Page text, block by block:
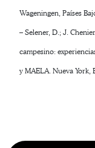
Wageningen, Países
– Selener, D.; J.
campesino:
y MAELA. Nueva York,